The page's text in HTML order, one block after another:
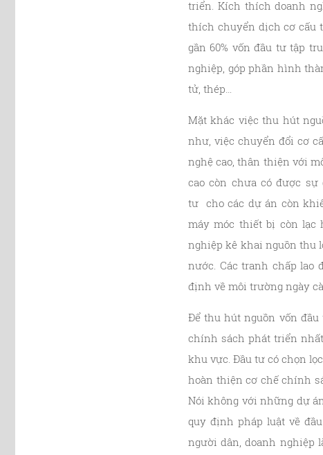
triển. Kích thích doanh
thích chuyển dịch cơ cấu
gần 60% vốn đầu tư tập
nghiệp, góp phần hình
tử, thép…
Mặt khác việc thu hút
như, việc chuyển đổi cơ
nghệ cao, thân thiện với
cao còn chưa có được
tư cho các dự án còn
máy móc thiết bị còn lạc
nghiệp kê khai nguồn thu
nước. Các tranh chấp lao
định về môi trường ngày
Để thu hút nguồn vốn
chính sách phát triển
khu vực. Đầu tư có chọn
hoàn thiện cơ chế chính
Nói không với những dự
quy định pháp luật về
người dân, doanh nghiệp